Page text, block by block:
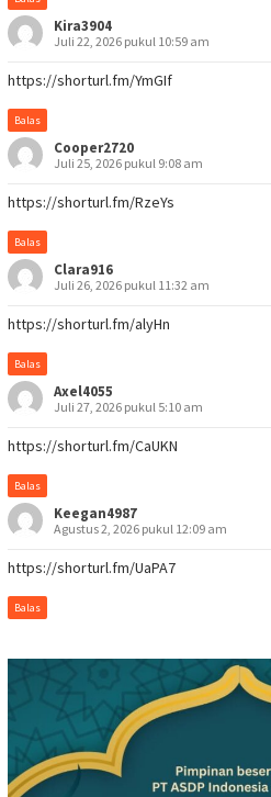
Kira3904
Juli 22, 2026 pukul 10:59 am
https://shorturl.fm/YmGIf
Balas
Cooper2720
Juli 25, 2026 pukul 9:08 am
https://shorturl.fm/RzeYs
Balas
Clara916
Juli 26, 2026 pukul 11:32 am
https://shorturl.fm/alyHn
Balas
Axel4055
Juli 27, 2026 pukul 5:10 am
https://shorturl.fm/CaUKN
Balas
Keegan4987
Agustus 2, 2026 pukul 12:09 am
https://shorturl.fm/UaPA7
Balas